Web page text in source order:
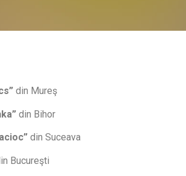
din Mureş
din Bihor
din Suceava
Bucureşti